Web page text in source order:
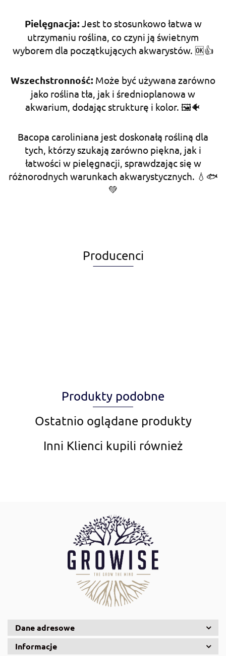
Pielęgnacja: Jest to stosunkowo łatwa w
utrzymaniu roślina, co czyni ją świetnym
wyborem dla początkujących akwarystów. 🆗👍
Wszechstronność: Może być używana zarówno
jako roślina tła, jak i średnioplanowa w
akwarium, dodając strukturę i kolor. 🖼🐠
Bacopa caroliniana jest doskonałą rośliną dla
tych, którzy szukają zarówno piękna, jak i
łatwości w pielęgnacji, sprawdzając się w
różnorodnych warunkach akwarystycznych. 💧🐟
💚
Producenci
Amiplay
AquaDella
Produkty podobne
Ostatnio oglądane produkty
Inni Klienci kupili również
Dane adresowe
Informacje